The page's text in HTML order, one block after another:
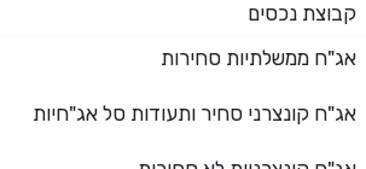
קבוצת נכסים
אג"ח ממשלתיות סחירות
אג"ח קונצרני סחיר ותעודות סל אג"חיות